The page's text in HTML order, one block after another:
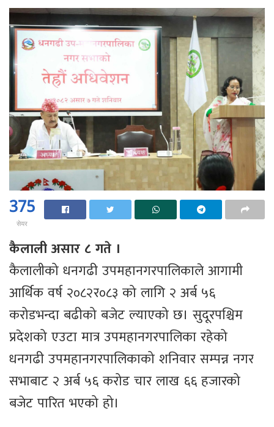
375
सेयर
कैलाली असार ८ गते ।
कैलालीको धनगढी उपमहानगरपालिकाले आगामी
आर्थिक वर्ष २०८२र०८३ को लागि २ अर्ब ५६
करोडभन्दा बढीको बजेट ल्याएको छ। सुदूरपश्चिम
प्रदेशको एउटा मात्र उपमहानगरपालिका रहेको
धनगढी उपमहानगरपालिकाको शनिवार सम्पन्न नगर
सभाबाट २ अर्ब ५६ करोड चार लाख ६६ हजारको
बजेट पारित भएको हो।